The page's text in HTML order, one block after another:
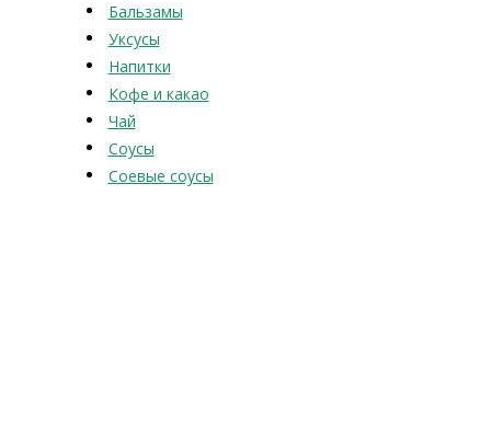
Бальзамы
Уксусы
Напитки
Кофе и какао
Чай
Соусы
Соевые соусы